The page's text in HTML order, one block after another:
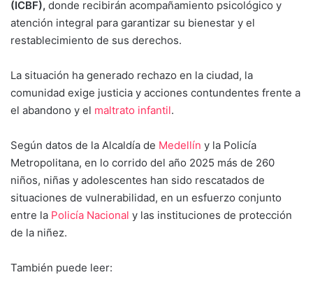
(ICBF), donde recibirán acompañamiento psicológico y
atención integral para garantizar su bienestar y el
restablecimiento de sus derechos.
La situación ha generado rechazo en la ciudad, la
comunidad exige justicia y acciones contundentes frente a
el abandono y el maltrato infantil.
Según datos de la Alcaldía de Medellín y la Policía
Metropolitana, en lo corrido del año 2025 más de 260
niños, niñas y adolescentes han sido rescatados de
situaciones de vulnerabilidad, en un esfuerzo conjunto
entre la Policía Nacional y las instituciones de protección
de la niñez.
También puede leer: